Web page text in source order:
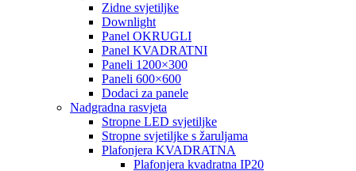
Zidne svjetiljke
Downlight
Panel OKRUGLI
Panel KVADRATNI
Paneli 1200×300
Paneli 600×600
Dodaci za panele
Nadgradna rasvjeta
Stropne LED svjetiljke
Stropne svjetiljke s žaruljama
Plafonjera KVADRATNA
Plafonjera kvadratna IP20